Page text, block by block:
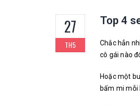
27
TH5
Top 4
Chắc hẳn
cô gái nào
Hoặc một
bấm mi mỗi